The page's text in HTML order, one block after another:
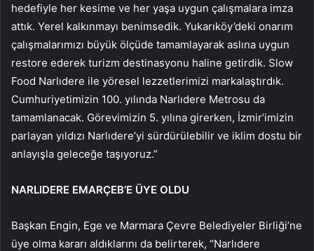
hedefiyle her kesime ve her yaşa uygun çalışmalara imza
attık. Yerel kalkınmayı benimsedik. Yukarıköy’deki onarım
çalışmalarımızı büyük ölçüde tamamlayarak aslına uygun
restore ederek turizm destinasyonu haline getirdik. Slow
Food Narlıdere ile yöresel lezzetlerimizi markalaştırdık.
Cumhuriyetimizin 100. yılında Narlıdere Metrosu da
tamamlanacak. Görevimizin 5. yılına girerken, İzmir’imizin
parlayan yıldızı Narlıdere’yi sürdürülebilir ve iklim dostu bir
anlayışla geleceğe taşıyoruz.”
NARLIDERE EMARÇEB’E ÜYE OLDU
Başkan Engin, Ege ve Marmara Çevre Belediyeler Birliği’ne
üye olma kararı aldıklarını da belirterek, “Narlıdere